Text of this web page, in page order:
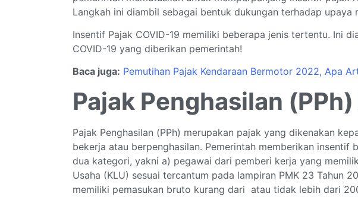
Langkah ini diambil sebagai bentuk dukungan terhadap upaya
Insentif Pajak COVID-19 memiliki beberapa jenis tertentu. Ini
COVID-19 yang diberikan pemerintah!
Baca juga: Pemutihan Pajak Kendaraan Bermotor 2022, Apa
Pajak Penghasilan (PPh)
Pajak Penghasilan (PPh) merupakan pajak yang dikenakan
bekerja atau berpenghasilan. Pemerintah memberikan insentif
dua kategori, yakni a) pegawai dari pemberi kerja yang
Usaha (KLU) sesuai tercantum pada lampiran PMK 23 Tahun
memiliki pemasukan bruto kurang dari atau tidak lebih dari